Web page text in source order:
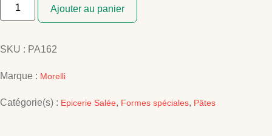
STRACCETTI
MORELLI
Ajouter au panier
SKU : PA162
Marque : Morelli
Catégorie(s) : Epicerie Salée, Formes spéciales, Pâtes